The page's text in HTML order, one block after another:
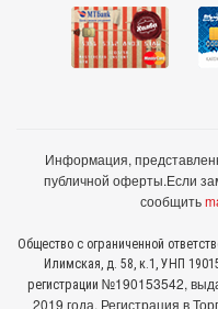
Информация,
публичной оферты.Если
сообщить
Общество с ограниченной
Илимская, д. 58, к.1, УНП
регистрации №190153542,
2019 года. Регистрация в